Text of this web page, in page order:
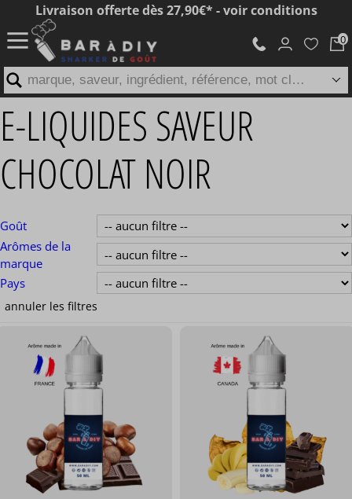
E-LIQUIDES SAVEUR
CHOCOLAT NOIR
Goût
Arômes de la
marque
Pays
Livraison offerte dès 27,90€* - voir conditions
marque, saveur, ingrédient, référence, mot clé...